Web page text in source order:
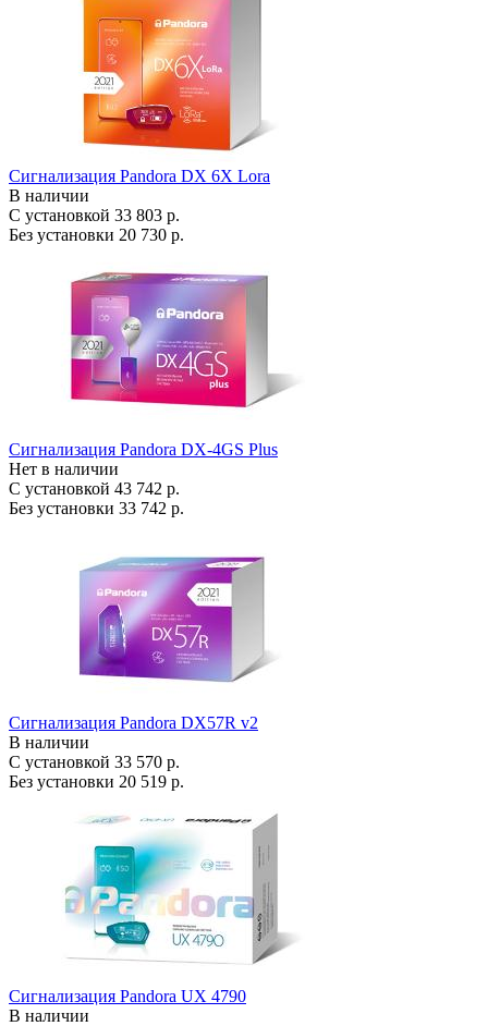
Сигнализация Pandora DX 6X Lora
В наличии
С установкой 33 803 р.
Без установки 20 730 р.
Сигнализация Pandora DX-4GS Plus
Нет в наличии
С установкой 43 742 р.
Без установки 33 742 р.
Сигнализация Pandora DX57R v2
В наличии
С установкой 33 570 р.
Без установки 20 519 р.
Сигнализация Pandora UX 4790
В наличии